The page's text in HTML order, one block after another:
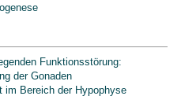
Funktionsstörung:
der Gonaden
im Bereich der Hypophyse